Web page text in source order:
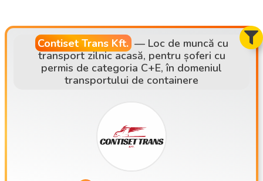
Contiset Trans Kft.— Loc de muncă cu
transport zilnic acasă, pentru șoferi cu
permis de categoria C+E, în domeniul
transportului de containere